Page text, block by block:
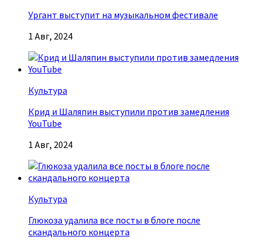
Ургант выступит на музыкальном фестивале
1 Авг, 2024
Культура
Крид и Шаляпин выступили против замедления
YouTube
1 Авг, 2024
Культура
Глюкоза удалила все посты в блоге после
скандального концерта